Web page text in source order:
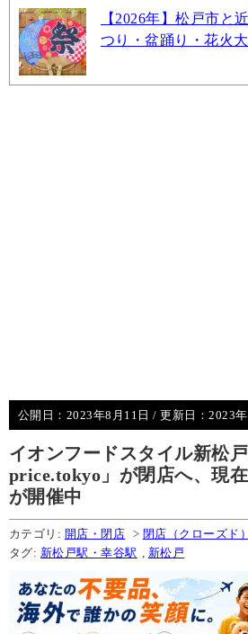
【2026年】松戸市と
つり・盆踊り・花火
公開日： 2023年8月11日 / 更新日：2023
イオンフードスタイル新松
price.tokyo」が閉店へ、現
が開催中
カテゴリ: 開店・閉店 > 閉店（クローズド）
タグ: 新松戸駅・幸谷駅 新松戸